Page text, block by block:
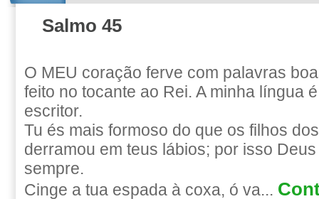
Salmo 45
O MEU coração ferve com palavras
feito no tocante ao Rei. A minha língua
escritor.
Tu és mais formoso do que os filhos
derramou em teus lábios; por isso
sempre.
Cinge a tua espada à coxa, ó va...